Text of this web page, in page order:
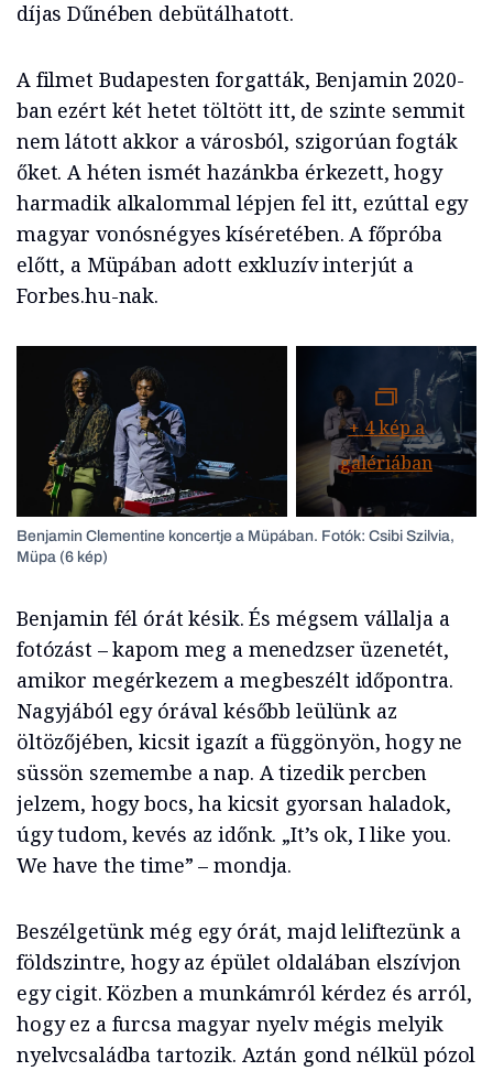
díjas Dűnében debütálhatott.
A filmet Budapesten forgatták, Benjamin 2020-
ban ezért két hetet töltött itt, de szinte semmit
nem látott akkor a városból, szigorúan fogták
őket. A héten ismét hazánkba érkezett, hogy
harmadik alkalommal lépjen fel itt, ezúttal egy
magyar vonósnégyes kíséretében. A főpróba
előtt, a Müpában adott exkluzív interjút a
Forbes.hu-nak.
+ 4kép a
galériában
Benjamin Clementine koncertje a Müpában. Fotók: Csibi Szilvia,
Müpa (6 kép)
Benjamin fél órát késik. És mégsem vállalja a
fotózást – kapom meg a menedzser üzenetét,
amikor megérkezem a megbeszélt időpontra.
Nagyjából egy órával később leülünk az
öltözőjében, kicsit igazít a függönyön, hogy ne
süssön szemembe a nap. A tizedik percben
jelzem, hogy bocs, ha kicsit gyorsan haladok,
úgy tudom, kevés az időnk. „It’s ok, I like you.
We have the time” – mondja.
Beszélgetünk még egy órát, majd leliftezünk a
földszintre, hogy az épület oldalában elszívjon
egy cigit. Közben a munkámról kérdez és arról,
hogy ez a furcsa magyar nyelv mégis melyik
nyelvcsaládba tartozik. Aztán gond nélkül pózol